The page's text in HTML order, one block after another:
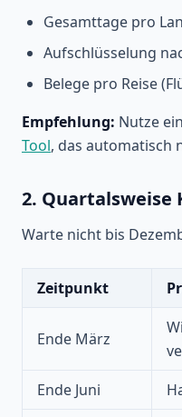
Gesamttage pro
Aufschlüsselung
Belege pro Reise
Empfehlung: Nutze
Tool, das automatisch
2. Quartalsweise
Warte nicht bis
Zeitpunkt
Ende März
Ende Juni